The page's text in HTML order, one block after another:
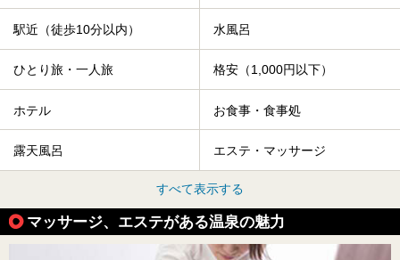
駅近（徒歩10分以内） 水風呂
ひとり旅・一人旅 格安（1,000円以下）
ホテル お食事・食事処
露天風呂 エステ・マッサージ
すべて表示する
マッサージ、エステがある温泉の魅力